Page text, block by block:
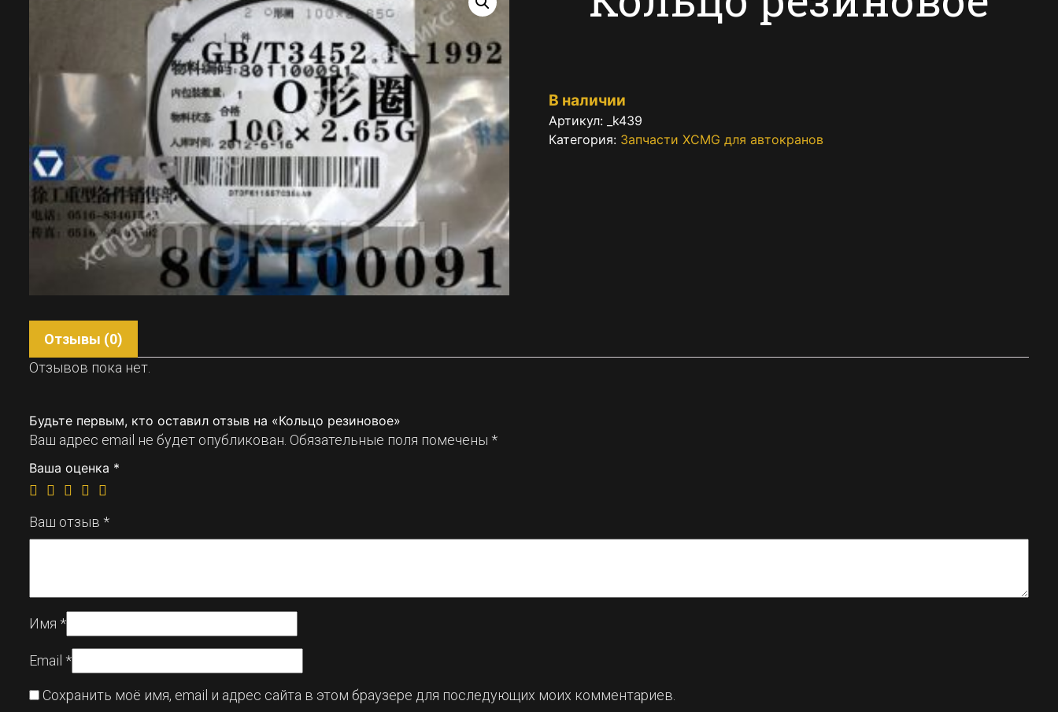
В наличии
Артикул:
_k439
Категория: Запчасти XCMG для автокранов
Отзывы (0)
Отзывов пока нет.
Будьте первым, кто оставил отзыв на «Кольцо резиновое»
Ваш адрес email не будет опубликован. Обязательные поля помечены *
Ваша оценка *
Ваш отзыв *
Имя *
Email *
Сохранить моё имя, email и адрес сайта в этом браузере для последующих моих комментариев.